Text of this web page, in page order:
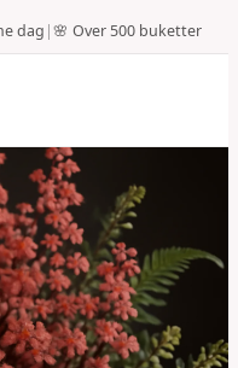
dag |🌸 Over 500 buketter